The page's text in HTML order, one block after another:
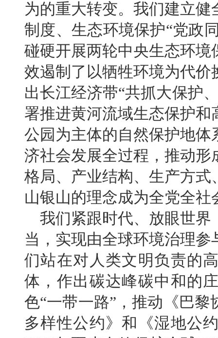
为的重大转变。我们建立
制度、生态环境保护“党政
碰硬开展两轮中央生态环
效遏制了以牺牲环境为代
出长江经济带“共抓大保护
署推进黄河流域生态保护
公园为主体的自然保护地
济社会发展全过程，推动
格局、产业结构、生产方
山银山的理念成为全党全社
我们紧跟时代、放眼世
当，实现由全球环境治理
们站在对人类文明负责的
体，作出碳达峰碳中和的
色“一带一路”，推动《巴
多样性公约》和《湿地公